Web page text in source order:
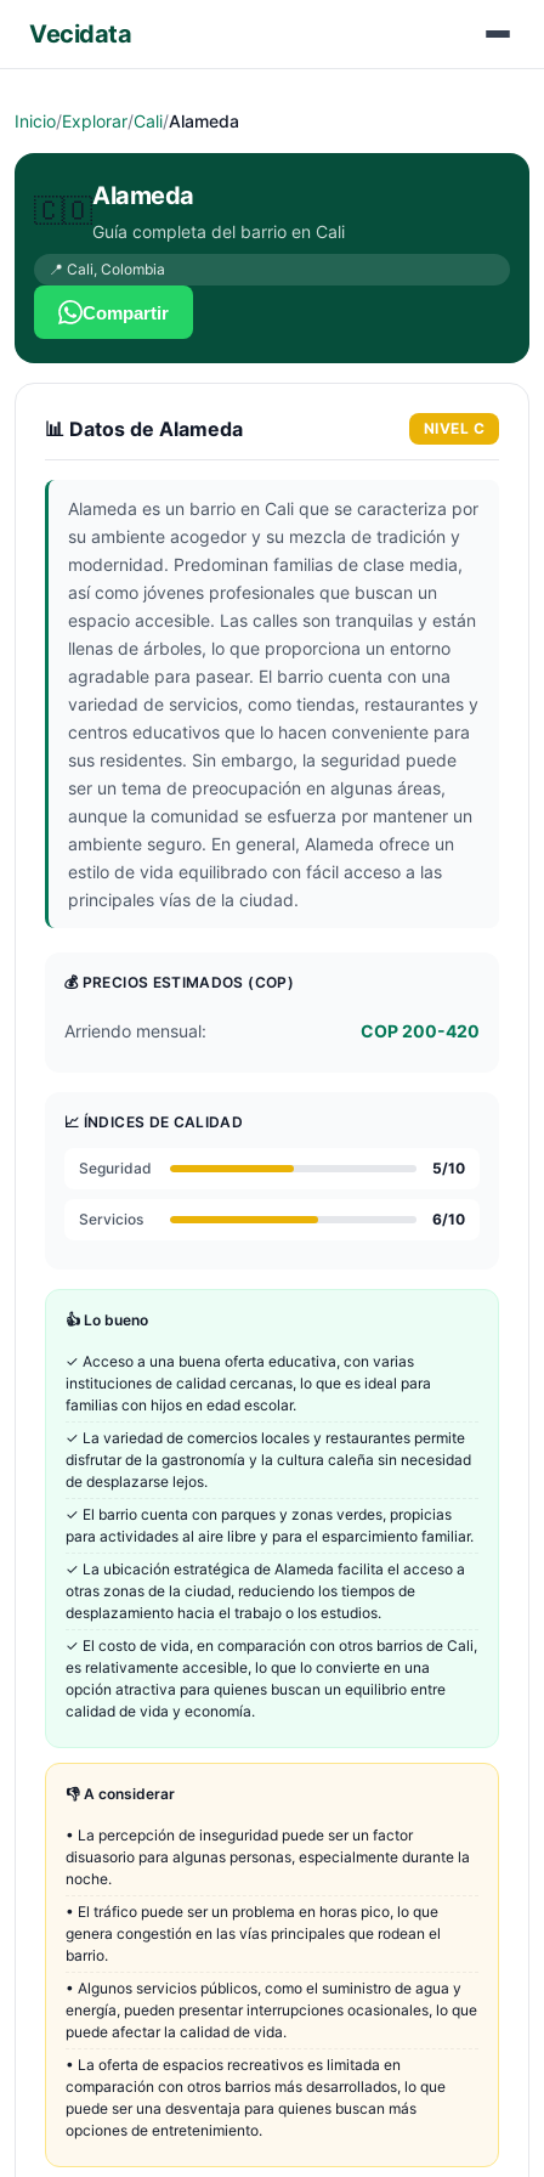
Vecidata
Inicio/Explorar/Cali/Alameda
🇨🇴Alameda
Guía completa del barrio en Cali
📍 Cali, Colombia
Compartir
📊 Datos de Alameda NIVEL C
Alameda es un barrio en Cali que se caracteriza por
su ambiente acogedor y su mezcla de tradición y
modernidad. Predominan familias de clase media,
así como jóvenes profesionales que buscan un
espacio accesible. Las calles son tranquilas y están
llenas de árboles, lo que proporciona un entorno
agradable para pasear. El barrio cuenta con una
variedad de servicios, como tiendas, restaurantes y
centros educativos que lo hacen conveniente para
sus residentes. Sin embargo, la seguridad puede
ser un tema de preocupación en algunas áreas,
aunque la comunidad se esfuerza por mantener un
ambiente seguro. En general, Alameda ofrece un
estilo de vida equilibrado con fácil acceso a las
principales vías de la ciudad.
💰 PRECIOS ESTIMADOS (COP)
Arriendo mensual: COP 200-420
📈 ÍNDICES DE CALIDAD
Seguridad 5/10
Servicios 6/10
👍 Lo bueno
✓ Acceso a una buena oferta educativa, con varias
instituciones de calidad cercanas, lo que es ideal para
familias con hijos en edad escolar.
✓ La variedad de comercios locales y restaurantes permite
disfrutar de la gastronomía y la cultura caleña sin necesidad
de desplazarse lejos.
✓ El barrio cuenta con parques y zonas verdes, propicias
para actividades al aire libre y para el esparcimiento familiar.
✓ La ubicación estratégica de Alameda facilita el acceso a
otras zonas de la ciudad, reduciendo los tiempos de
desplazamiento hacia el trabajo o los estudios.
✓ El costo de vida, en comparación con otros barrios de Cali,
es relativamente accesible, lo que lo convierte en una
opción atractiva para quienes buscan un equilibrio entre
calidad de vida y economía.
👎 A considerar
• La percepción de inseguridad puede ser un factor
disuasorio para algunas personas, especialmente durante la
noche.
• El tráfico puede ser un problema en horas pico, lo que
genera congestión en las vías principales que rodean el
barrio.
• Algunos servicios públicos, como el suministro de agua y
energía, pueden presentar interrupciones ocasionales, lo que
puede afectar la calidad de vida.
• La oferta de espacios recreativos es limitada en
comparación con otros barrios más desarrollados, lo que
puede ser una desventaja para quienes buscan más
opciones de entretenimiento.